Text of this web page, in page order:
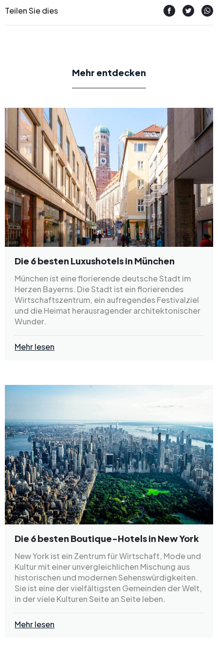
Teilen Sie dies
Mehr entdecken
Die 6 besten Luxushotels in München
München ist eine florierende deutsche Stadt im
Herzen Bayerns. Die Stadt ist ein florierendes
Wirtschaftszentrum, ein aufregendes Festivalziel
und die Heimat herausragender architektonischer
Wunder.
Mehr lesen
Die 6 besten Boutique-Hotels in New York
New York ist ein Zentrum für Wirtschaft, Mode und
Kultur mit einer unvergleichlichen Mischung aus
historischen und modernen Sehenswürdigkeiten.
Sie ist eine der vielfältigsten Gemeinden der Welt,
in der viele Kulturen Seite an Seite leben.
Mehr lesen